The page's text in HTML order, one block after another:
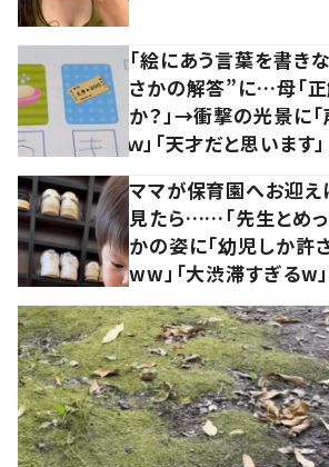
「絵にあう言葉を書き
さかの解答”に…母「正
か？」→衝撃の光景に
ｗ」「天才だと思います」
ママが保育園へお迎
見たら……「先生とめっ
かの姿に「幼児しか許
ww」「大渋滞すぎるw」